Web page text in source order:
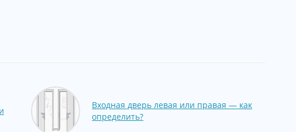
Входная дверь левая или правая — как
определить?